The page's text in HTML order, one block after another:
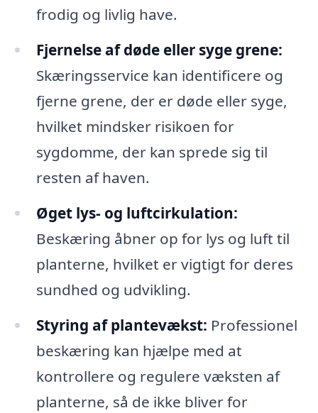
frodig og livlig have.
Fjernelse af døde eller syge grene:
Skæringsservice kan identificere og
fjerne grene, der er døde eller syge,
hvilket mindsker risikoen for
sygdomme, der kan sprede sig til
resten af haven.
Øget lys- og luftcirkulation:
Beskæring åbner op for lys og luft til
planterne, hvilket er vigtigt for deres
sundhed og udvikling.
Styring af plantevækst: Professionel
beskæring kan hjælpe med at
kontrollere og regulere væksten af
planterne, så de ikke bliver for